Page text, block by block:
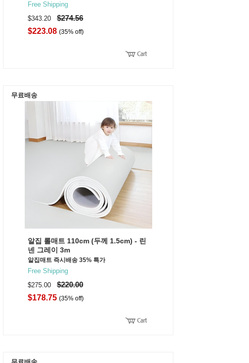
Free Shipping
$343.20$274.56
$223.08 (35% off)
무료배송
알집 롤매트 110cm (두께 1.5cm) - 린
넨 그레이 3m
알집매트 즉시배송 35% 특가
Free Shipping
$275.00$220.00
$178.75 (35% off)